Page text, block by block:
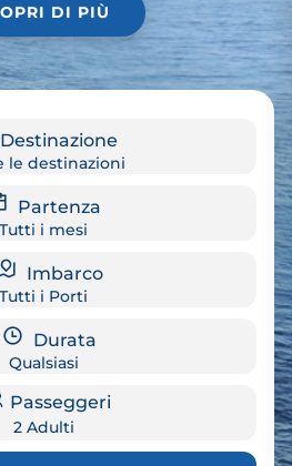
DI PIÙ
Destinazione
le destinazioni
Partenza
Tutti i mesi
Imbarco
Tutti i Porti
Durata
Qualsiasi
Passeggeri
2 Adulti